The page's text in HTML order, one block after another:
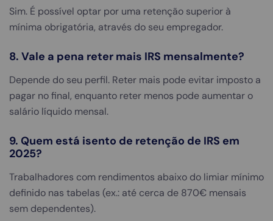
Sim. É possível optar por uma retenção superior à
mínima obrigatória, através do seu empregador.
8. Vale a pena reter mais IRS mensalmente?
Depende do seu perfil. Reter mais pode evitar imposto a
pagar no final, enquanto reter menos pode aumentar o
salário líquido mensal.
9. Quem está isento de retenção de IRS em
2025?
Trabalhadores com rendimentos abaixo do limiar mínimo
definido nas tabelas (ex.: até cerca de 870€ mensais
sem dependentes).